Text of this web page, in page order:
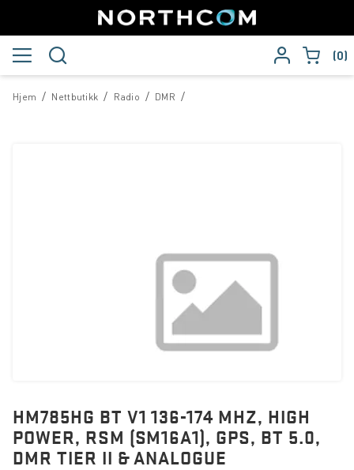
0
/
Hjem /
Nettbutikk /
Radio /
DMR
HM785HG BT V1 136-174 MHZ, HIGH
POWER, RSM (SM16A1), GPS, BT 5.0,
DMR TIER II & ANALOGUE